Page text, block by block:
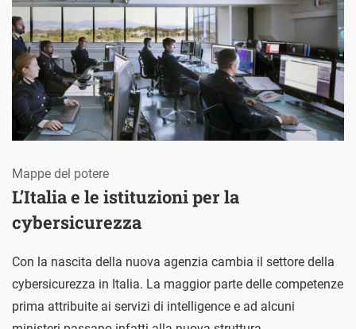
L’Italia e le istituzioni per la
cybersicurezza
Mappe del potere
Con la nascita della nuova agenzia cambia il settore della
cybersicurezza in Italia. La maggior parte delle competenze
prima attribuite ai servizi di intelligence e ad alcuni